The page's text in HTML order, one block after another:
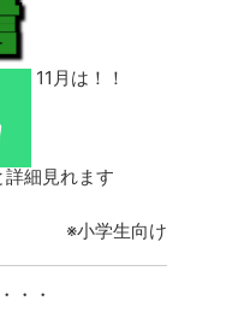
11月は！！
細見れます
※小学生向け
・・